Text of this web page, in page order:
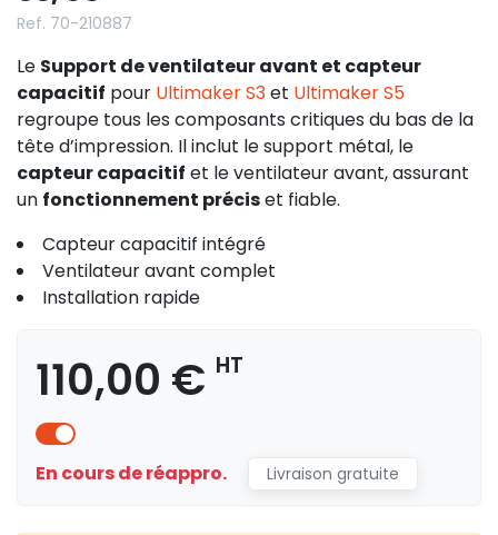
Ref. 70-210887
Le Support de ventilateur avant et capteur
capacitif pour Ultimaker S3et Ultimaker S5
regroupe tous les composants critiques du bas de la
tête d’impression. Il inclut le support métal, le
capteur capacitif et le ventilateur avant, assurant
un fonctionnement préciset fiable.
Capteur capacitif intégré
Ventilateur avant complet
Installation rapide
110,00 € HT
En cours de réappro. Livraison gratuite